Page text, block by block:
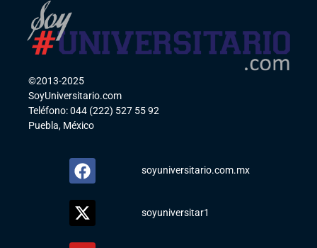
©2013-2025
SoyUniversitario.com
Teléfono: 044 (222) 527 55 92
Puebla, México
soyuniversitario.com.mx
soyuniversitar1